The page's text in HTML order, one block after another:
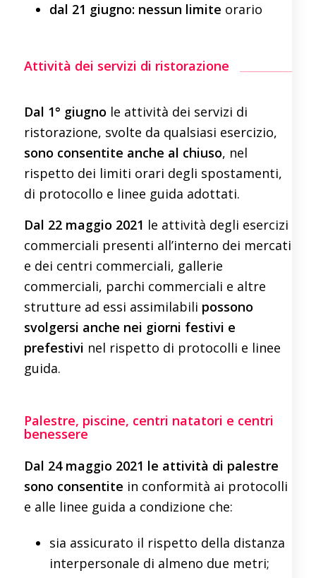
dal 21 giugno: nessun limite orario
Attività dei servizi di ristorazione
Dal 1° giugno le attività dei servizi di
ristorazione, svolte da qualsiasi esercizio,
sono consentite anche al chiuso, nel
rispetto dei limiti orari degli spostamenti,
di protocollo e linee guida adottati.
Dal 22 maggio 2021 le attività degli esercizi
commerciali presenti all’interno dei mercati
e dei centri commerciali, gallerie
commerciali, parchi commerciali e altre
strutture ad essi assimilabili possono
svolgersi anche nei giorni festivi e
prefestivi nel rispetto di protocolli e linee
guida.
Palestre, piscine, centri natatori e centri
benessere
Dal 24 maggio 2021 le attività di palestre
sono consentite in conformità ai protocolli
e alle linee guida a condizione che:
sia assicurato il rispetto della distanza
interpersonale di almeno due metri;